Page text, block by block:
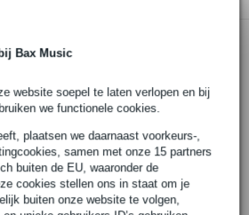
Bax Music
website soepel te laten verlopen en bij
we functionele cookies.
plaatsen we daarnaast voorkeurs-,
samen met onze 15 partners
buiten de EU, waaronder de
cookies stellen ons in staat om je
buiten onze website te volgen,
extra Bax Music garantie en meer
snarige gitaar
akoestische gitaar
hoge tonen